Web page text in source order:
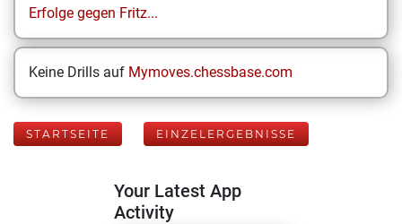
Erfolge gegen Fritz...
Keine Drills auf Mymoves.chessbase.com
STARTSEITE EINZELERGEBNISSE
Your Latest App
Activity